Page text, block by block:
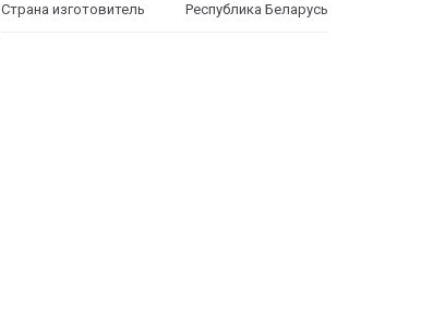
Страна изготовитель Республика Беларусь